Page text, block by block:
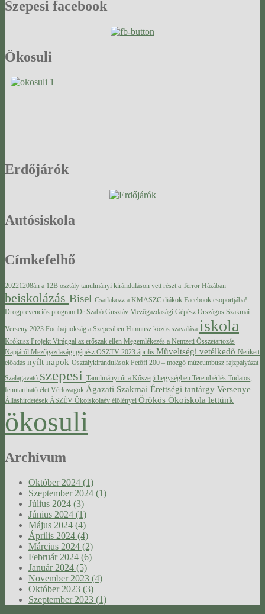
Szepesi facebook
Ökosuli
Erdőjárók
Autósiskola
Címkefelhő
20221208án a 12B osztály tanulmányi kiránduláson vett részt a Terror Házában
beiskolázás Bisel Csatlakozz a KMASZC diákok Facebook csoportjába!
Drogprevenciós program Dr Szabó Gusztáv Mezőgazdasági Gépész Országos Szakmai
Verseny 2023 Focibajnokság a Szepesiben Himnusz közös szavalása iskola
Krókusz Projekt Virággal az erőszak ellen Megemlékezés a Nemzeti Összetartozás
Napjáról Mezőgazdasági gépész OSZTV 2023 április Műveltségi vetélkedő Netikett
előadás nyílt napok Osztálykirándulások Petőfi 200 – mozgó múzeumbusz rajzpályázat
Szalagavató szepesi Tanulmányi út a Kőszegi hegységben Terembérlés Tudatos,
fenntartható élet Vérlovagok Ágazati Szakmai Érettségi tantárgy Versenye
Álláshirdetések ÁSZÉV Ökoiskolaév élőlényei Örökös Ökoiskola lettünk
ökosuli
Archívum
Október 2024 (1)
Szeptember 2024 (1)
Július 2024 (3)
Június 2024 (1)
Május 2024 (4)
Április 2024 (4)
Március 2024 (2)
Február 2024 (6)
Január 2024 (5)
November 2023 (4)
Október 2023 (3)
Szeptember 2023 (1)